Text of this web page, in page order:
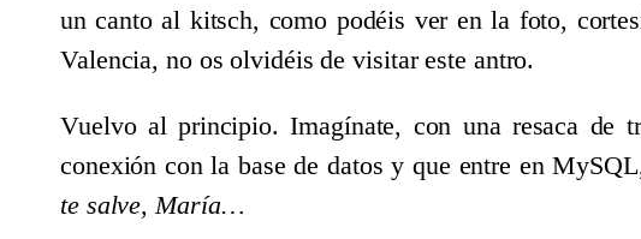
un canto al kitsch, como podéis ver en la foto,
Valencia, no os olvidéis de visitar este antro.
Vuelvo al principio. Imagínate, con una resaca de
conexión con la base de datos y que entre en
te salve, María…